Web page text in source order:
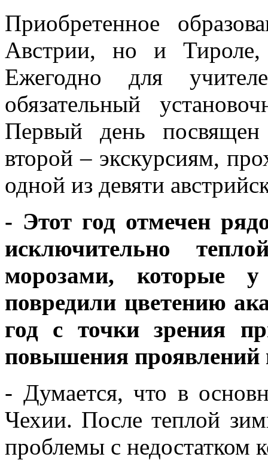
Приобретенное
Австрии, но и
Ежегодно для
обязательный
Первый день посвящен
второй – экскурсиям,
одной из девяти
- Этот год отмечен
исключительно
морозами, которые
повредили цветению
год с точки зрения
повышения проявлений
- Думается, что в
Чехии. После теплой
проблемы с недостатком